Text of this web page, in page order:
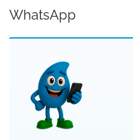
WhatsApp